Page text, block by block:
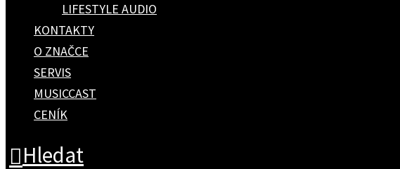
LIFESTYLE AUDIO
KONTAKTY
O ZNAČCE
SERVIS
MUSICCAST
CENÍK
Hledat